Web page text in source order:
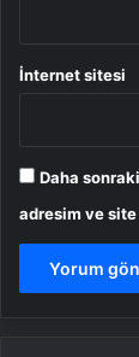
İnternet sitesi
Daha
adresim ve